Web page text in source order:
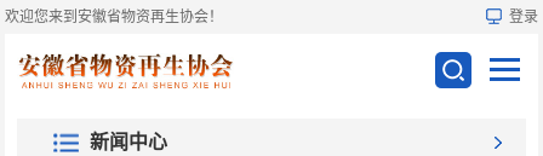
欢迎您来到安徽省物资再生协会！ 登录
新闻中心